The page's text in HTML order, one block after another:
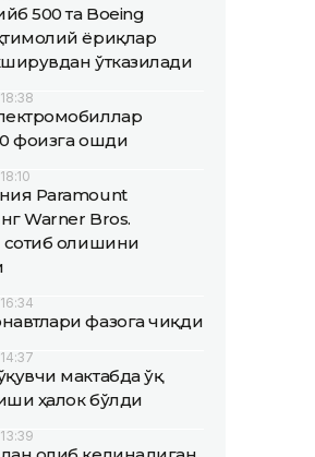
500 та Boeing
ёриқлар
ўтказилади
фоизга ошди
Paramount
Warner Bros.
сотиб олишини
фазога чиқди
мактабда ўқ
ҳалок бўлди